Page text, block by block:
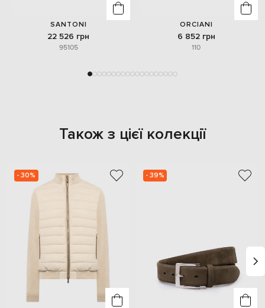
SANTONI
22 526 грн
95105
ORCIANI
6 852 грн
110
Також з цієї колекції
- 30% - 39%